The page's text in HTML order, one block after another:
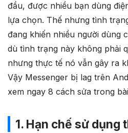
đầu, được nhiều bạn dùng
lựa chọn. Thế nhưng tình
đang khiến nhiều người dùng
dù tình trạng này không phải
nhưng thực tế nó vẫn gây ra
Vậy Messenger bị lag trên
xem ngay 8 cách sửa trong
1. Hạn chế sử dụng